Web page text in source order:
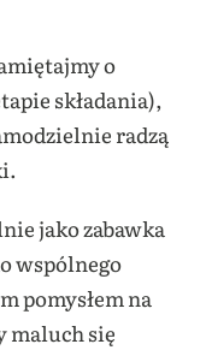
o
składania),
radzą
jako zabawka
wspólnego
pomysłem na
maluch się